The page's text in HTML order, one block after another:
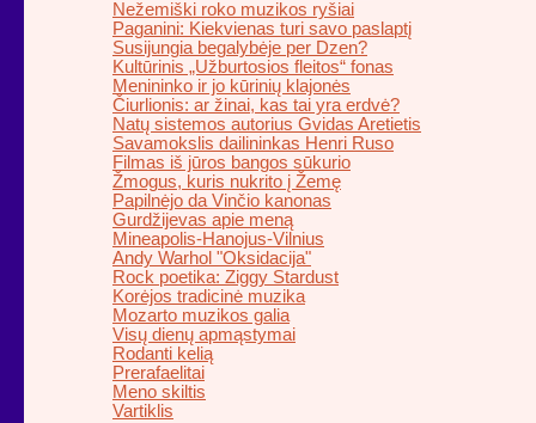
Nežemiški roko muzikos ryšiai
Paganini: Kiekvienas turi savo paslaptį
Susijungia begalybėje per Dzen?
Kultūrinis „Užburtosios fleitos“ fonas
Menininko ir jo kūrinių klajonės
Čiurlionis: ar žinai, kas tai yra erdvė?
Natų sistemos autorius Gvidas Aretietis
Savamokslis dailininkas Henri Ruso
Filmas iš jūros bangos sūkurio
Žmogus, kuris nukrito į Žemę
Papilnėjo da Vinčio kanonas
Gurdžijevas apie meną
Mineapolis-Hanojus-Vilnius
Andy Warhol "Oksidacija"
Rock poetika: Ziggy Stardust
Korėjos tradicinė muzika
Mozarto muzikos galia
Visų dienų apmąstymai
Rodanti kelią
Prerafaelitai
Meno skiltis
Vartiklis